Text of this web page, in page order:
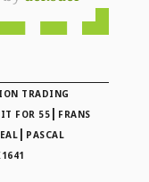
TRADING
FOR 55 | FRANS
| PASCAL